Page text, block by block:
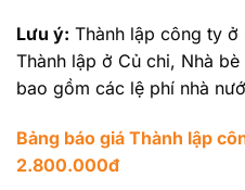
Lưu ý: Thành lập công ty
Thành lập ở Củ chi, Nhà
bao gồm các lệ phí nhà
Bảng báo giá Thành lập
2.800.000đ